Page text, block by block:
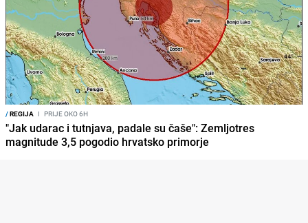
/REGIJA I PRIJE OKO 6H
"Jak udarac i tutnjava, padale su čaše": Zemljotres
magnitude 3,5 pogodio hrvatsko primorje